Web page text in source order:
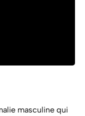
masculine qui